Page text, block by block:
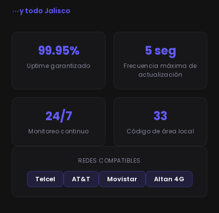
y todo Jalisco
99.95%
Uptime garantizado
5 seg
Frecuencia máxima de
actualización
24/7
Monitoreo continuo
33
Código de área local
REDES COMPATIBLES
Telcel AT&T Movistar Altan 4G